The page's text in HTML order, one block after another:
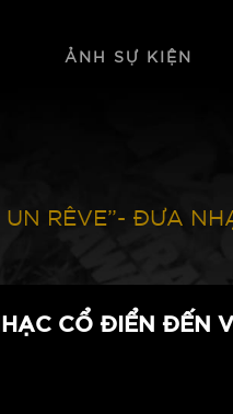
ẢNH SỰ KIỆN
UN RÊVE”- ĐƯA
CỔ ĐIỂN ĐẾN